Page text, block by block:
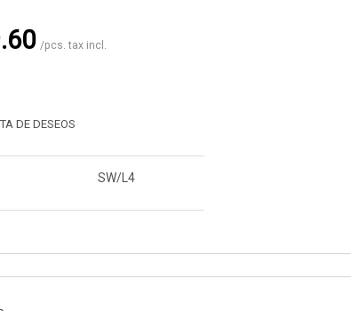
/pcs. tax incl.
DE DESEOS
SW/L4